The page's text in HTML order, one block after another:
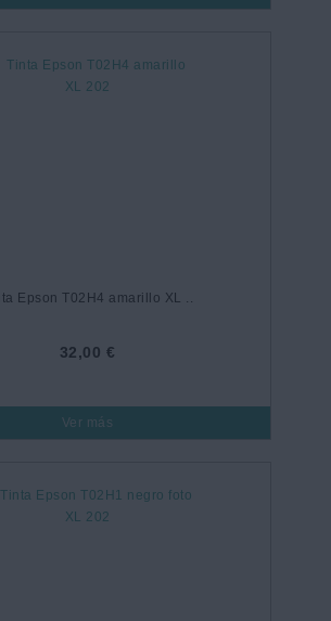
Epson T02H4 amarillo XL ..
32,00 €
Ver más